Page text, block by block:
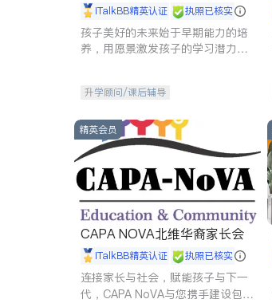
iTalkBB精英认证 执照已核实
孩子美好的未来始于早期能力的培
养，用愿景激发孩子的学习潜力和
升学顾问/课后辅导
精英会员
CAPA NOVA北维华裔家长会
iTalkBB精英认证 执照已核实
连接家长与社会，赋能孩子与下一
代，CAPA NoVA与您携手建设包